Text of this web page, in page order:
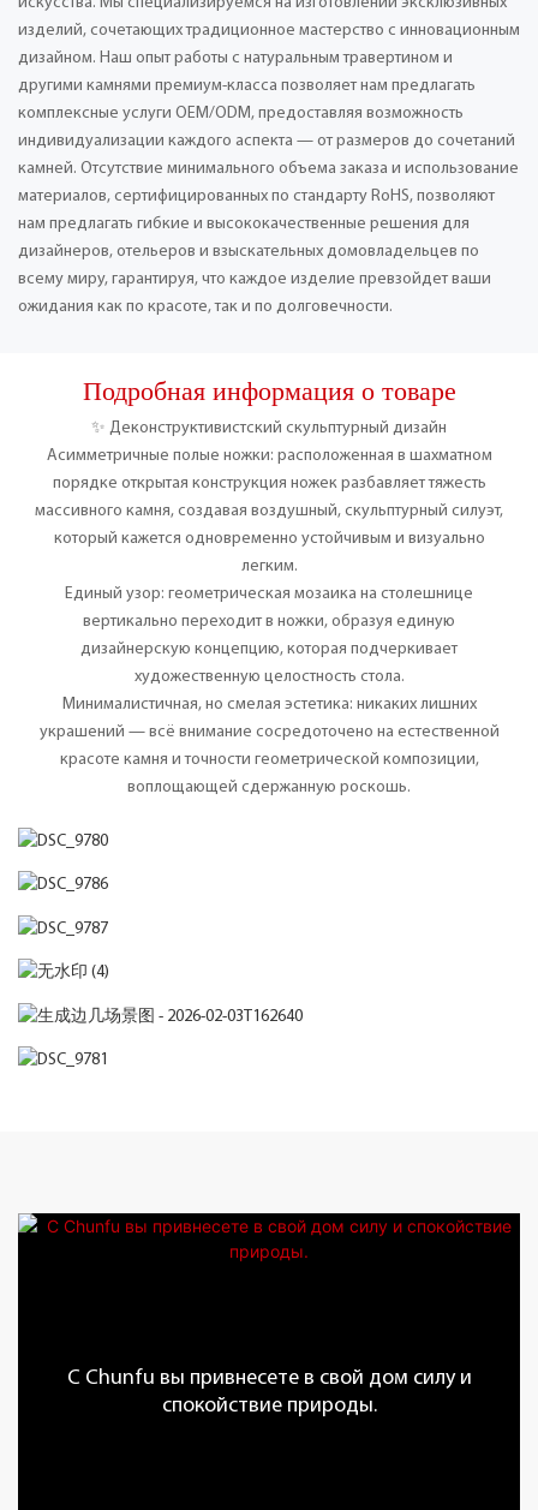
изделий, сочетающих традиционное мастерство с инновационным
дизайном. Наш опыт работы с натуральным травертином и
другими камнями премиум-класса позволяет нам предлагать
комплексные услуги OEM/ODM, предоставляя возможность
индивидуализации каждого аспекта — от размеров до сочетаний
камней. Отсутствие минимального объема заказа и использование
материалов, сертифицированных по стандарту RoHS, позволяют
нам предлагать гибкие и высококачественные решения для
дизайнеров, отельеров и взыскательных домовладельцев по
всему миру, гарантируя, что каждое изделие превзойдет ваши
ожидания как по красоте, так и по долговечности.
Подробная информация о товаре
✨ Деконструктивистский скульптурный дизайн
Асимметричные полые ножки: расположенная в шахматном
порядке открытая конструкция ножек разбавляет тяжесть
массивного камня, создавая воздушный, скульптурный силуэт,
который кажется одновременно устойчивым и визуально
легким.
Единый узор: геометрическая мозаика на столешнице
вертикально переходит в ножки, образуя единую
дизайнерскую концепцию, которая подчеркивает
художественную целостность стола.
Минималистичная, но смелая эстетика: никаких лишних
украшений — всё внимание сосредоточено на естественной
красоте камня и точности геометрической композиции,
воплощающей сдержанную роскошь.
С Chunfu вы привнесете в свой дом силу и
спокойствие природы.